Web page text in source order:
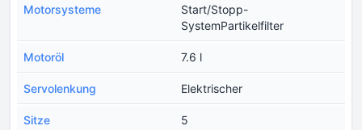
Motorsysteme
Start/Stopp-
SystemPartikelfilter
Motoröl 7.6 l
Servolenkung Elektrischer
Sitze 5